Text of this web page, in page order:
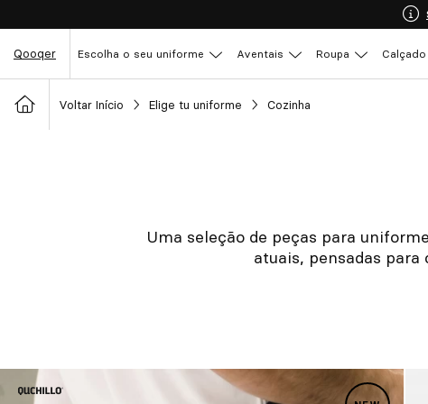
Qooqer Escolha o seu uniforme Aventais Roupa Calçado
Voltar Início Elige tu uniforme Cozinha
Uma seleção de peças para
atuais, pensadas para